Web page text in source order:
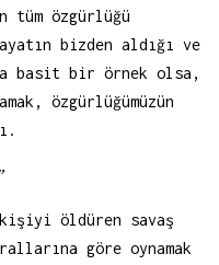
tüm özgürlüğü
bizden aldığı ve
basit bir örnek olsa,
özgürlüğümüzün
öldüren savaş
göre oynamak